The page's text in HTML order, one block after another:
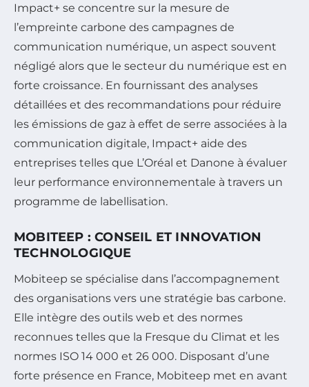
Impact+ se concentre sur la mesure de
l’empreinte carbone des campagnes de
communication numérique, un aspect souvent
négligé alors que le secteur du numérique est en
forte croissance. En fournissant des analyses
détaillées et des recommandations pour réduire
les émissions de gaz à effet de serre associées à la
communication digitale, Impact+ aide des
entreprises telles que L’Oréal et Danone à évaluer
leur performance environnementale à travers un
programme de labellisation.
MOBITEEP : CONSEIL ET INNOVATION
TECHNOLOGIQUE
Mobiteep se spécialise dans l’accompagnement
des organisations vers une stratégie bas carbone.
Elle intègre des outils web et des normes
reconnues telles que la Fresque du Climat et les
normes ISO 14 000 et 26 000. Disposant d’une
forte présence en France, Mobiteep met en avant